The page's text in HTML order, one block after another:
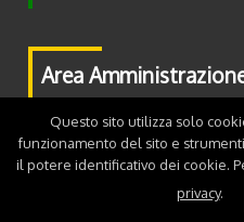
Area
Piazza Fiera, 2 - 38122
Contatti
Questo sito utilizza solo
funzionamento del sito e
il potere identificativo dei cookie.
privacy.